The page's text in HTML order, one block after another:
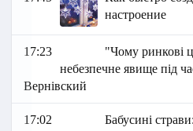
настроение
17:23
"Чому ринкові
небезпечне явище під
Вернівский
17:02
Бабусині